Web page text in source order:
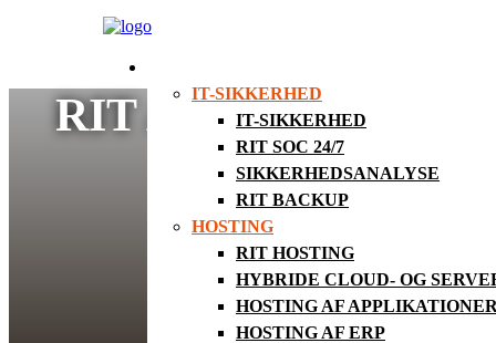
IT-SIKKERHED
IT-SIKKERHED
RIT SOC 24/7
SIKKERHEDSANALYSE
RIT BACKUP
HOSTING
RIT HOSTING
HYBRIDE CLOUD- OG
HOSTING AF APPLIKATIONER
HOSTING AF ERP
RIT A/S HAR